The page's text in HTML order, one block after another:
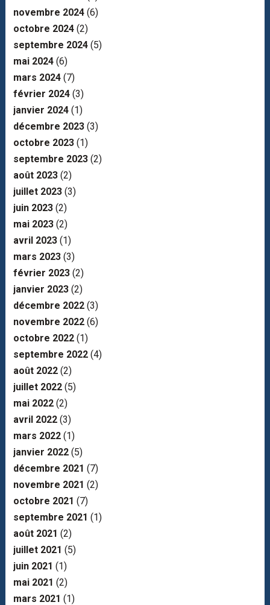
novembre 2024(6)
octobre 2024(2)
septembre 2024(5)
mai 2024(6)
mars 2024(7)
février 2024(3)
janvier 2024(1)
décembre 2023(3)
octobre 2023(1)
septembre 2023(2)
août 2023(2)
juillet 2023(3)
juin 2023(2)
mai 2023(2)
avril 2023(1)
mars 2023(3)
février 2023(2)
janvier 2023(2)
décembre 2022(3)
novembre 2022(6)
octobre 2022(1)
septembre 2022(4)
août 2022(2)
juillet 2022(5)
mai 2022(2)
avril 2022(3)
mars 2022(1)
janvier 2022(5)
décembre 2021 (7)
novembre 2021 (2)
octobre 2021 (7)
septembre 2021 (1)
août 2021 (2)
juillet 2021 (5)
juin 2021 (1)
mai 2021 (2)
mars 2021 (1)